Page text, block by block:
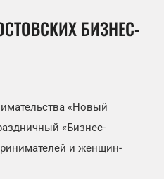
БИЗНЕС-
«Новый
«Бизнес-
и женщин-